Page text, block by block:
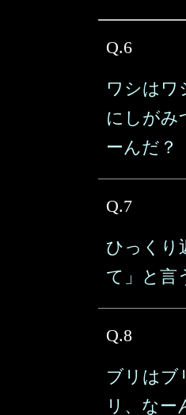
Q.6
ワシはワ
にしがみ
ーんだ？
Q.7
ひっくり
て」と言
Q.8
ブリはブ
リ、なー